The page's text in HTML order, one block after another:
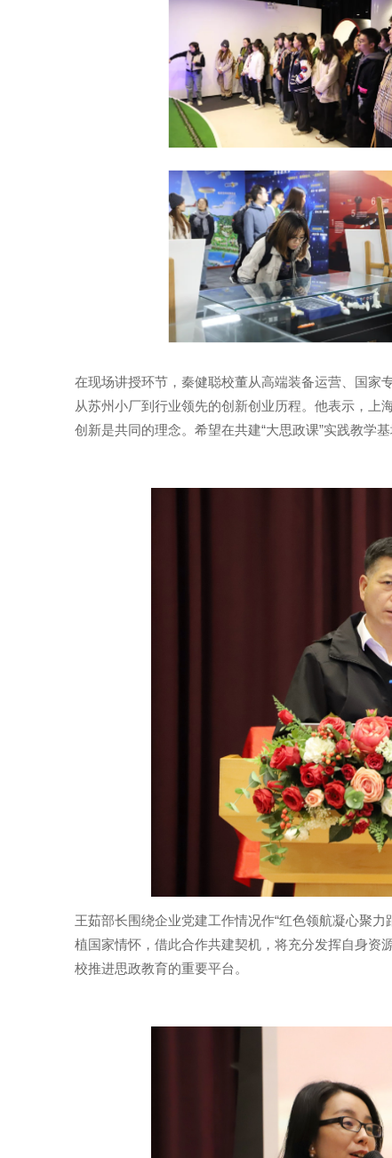
在现场讲授环节，秦健聪校董从高端装备运营、国家
从苏州小厂到行业领先的创新创业历程。他表示，
创新是共同的理念。希望在共建“大思政课”实践教学
王茹部长围绕企业党建工作情况作“红色领航凝心聚
植国家情怀，借此合作共建契机，将充分发挥自身资
校推进思政教育的重要平台。